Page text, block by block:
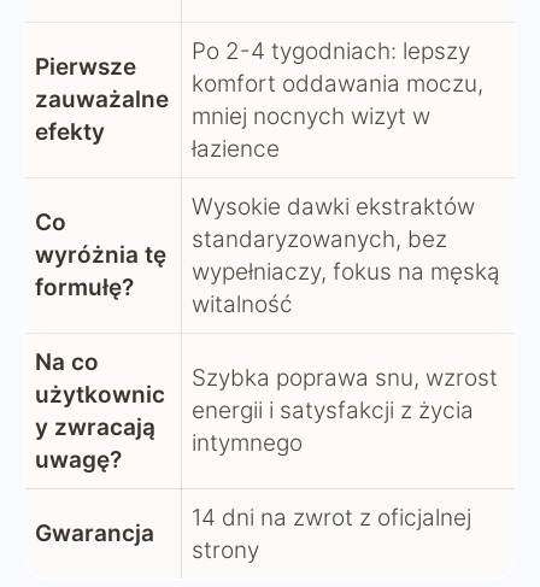
Pierwsze
zauważalne
efekty
Po 2-4 tygodniach: lepszy
komfort oddawania moczu,
mniej nocnych wizyt w
łazience
Co
wyróżnia tę
formułę?
Wysokie dawki ekstraktów
standaryzowanych, bez
wypełniaczy, fokus na męską
witalność
Na co
użytkownic
y zwracają
uwagę?
Szybka poprawa snu, wzrost
energii i satysfakcji z życia
intymnego
Gwarancja
14 dni na zwrot z oficjalnej
strony